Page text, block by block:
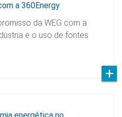
a 360Energy
da WEG com a
e o uso de fontes